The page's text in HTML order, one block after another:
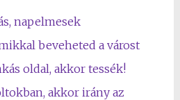
napelmesek
beveheted a várost
oldal, akkor tessék!
akkor irány az